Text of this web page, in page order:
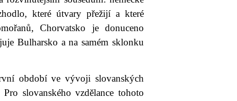
které útvary přežijí a které
Chorvatsko je donuceno
Bulharsko a na samém sklonku
období ve vývoji slovanských
slovanského vzdělance tohoto